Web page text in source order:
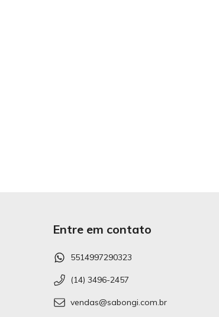
Entre em contato
5514997290323
(14) 3496-2457
vendas@sabongi.com.br